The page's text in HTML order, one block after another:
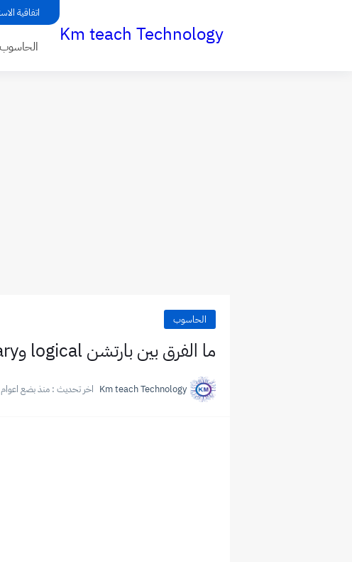
اتفاقية
Km teach Technology الحاسوب
الحاسوب
ما الفرق بين بارتشن logical وprimary فى تقسيم الهارد ديسك
Km teach Technology اخر تحديث : منذ بضع اعوام